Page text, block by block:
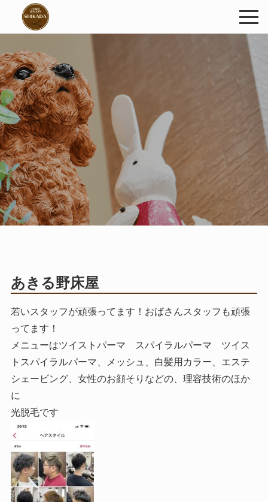
あきる野床屋
若いスタッフが頑張ってます！おばさんスタッフも頑張
ってます！
メニューはツイストパーマ スパイラルパーマ ツイス
トスパイラルパーマ、メッシュ、白髪用カラー、エステ
シェービング、女性のお顔そりなどの、理容技術のほか
に
光脱毛です